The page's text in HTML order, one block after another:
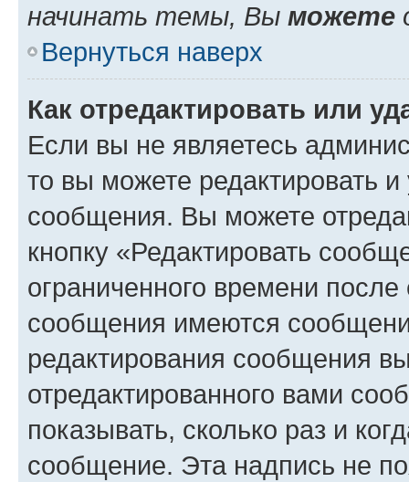
начинать темы, Вы можете
Вернуться наверх
Как отредактировать или
Если вы не являетесь
то вы можете редактировать
сообщения. Вы можете
кнопку «Редактировать
ограниченного времени
сообщения имеются
редактирования сообщения
отредактированного вами
показывать, сколько раз и
сообщение. Эта надпись не